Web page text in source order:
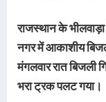
राजस्थान के
नगर में आकाशीय
मंगलवार रात बिजली
भरा ट्रक पलट गया।